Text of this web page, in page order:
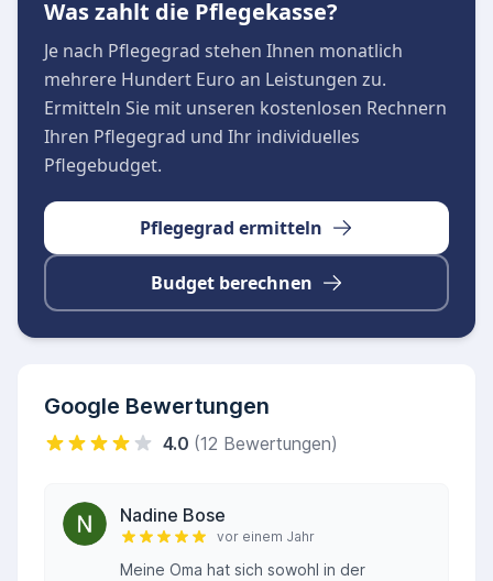
Professionelle Anleitung und Beratung von
pflegenden Angehörigen
Die Geschäftsleitung und das gesamte
Pflegeteam legen großen Wert darauf, schnell
und unbürokratisch passgenaue Lösungen für
alle Belange der Patienten zu finden. Ob bei der
täglichen Pflege, der Hauswirtschaft oder der
medizinischen Versorgung – die Mitarbeiter
nehmen sich Zeit und haben stets ein offenes
Ohr für die Anliegen der Betreuten.
Was zahlt die Pflegekasse?
Je nach Pflegegrad stehen Ihnen monatlich
mehrere Hundert Euro an Leistungen zu.
Ermitteln Sie mit unseren kostenlosen Rechnern
Ihren Pflegegrad und Ihr individuelles
Pflegebudget.
Pflegegrad ermitteln
Budget berechnen
Google Bewertungen
4.0 (12 Bewertungen)
Nadine Bose
vor einem Jahr
Meine Oma hat sich sowohl in der